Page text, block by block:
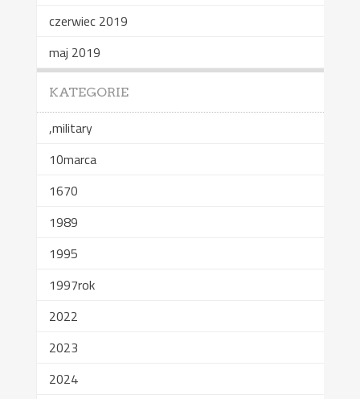
czerwiec 2019
maj 2019
KATEGORIE
,military
10marca
1670
1989
1995
1997rok
2022
2023
2024